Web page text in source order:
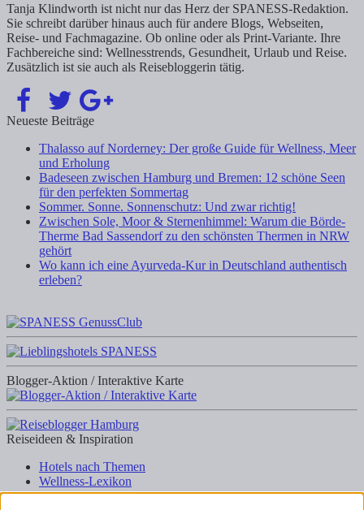
Tanja Klindworth ist nicht nur das Herz der SPANESS-Redaktion.
Sie schreibt darüber hinaus auch für andere Blogs, Webseiten,
Reise- und Fachmagazine. Ob online oder als Print-Variante. Ihre
Fachbereiche sind: Wellnesstrends, Gesundheit, Urlaub und Reise.
Zusätzlich ist sie auch als Reisebloggerin tätig.
Neueste Beiträge
Thalasso auf Norderney: Der große Guide für Wellness, Meer
und Erholung
Badeseen zwischen Hamburg und Bremen: 12 schöne Seen
für den perfekten Sommertag
Sommer. Sonne. Sonnenschutz: Und zwar richtig!
Zwischen Sole, Moor & Sternenhimmel: Warum die Börde-
Therme Bad Sassendorf zu den schönsten Thermen in NRW
gehört
Wo kann ich eine Ayurveda-Kur in Deutschland authentisch
erleben?
Blogger-Aktion / Interaktive Karte
Reiseideen & Inspiration
Hotels nach Themen
Wellness-Lexikon
Business-Lexikon